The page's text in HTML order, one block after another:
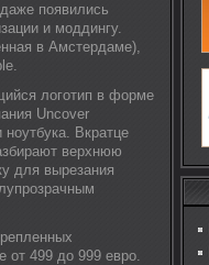
появились
и моддингу.
в Амстердаме),
логотип в форме
Uncover
Вкратце
верхнюю
для вырезания
от 499 до 999 евро.